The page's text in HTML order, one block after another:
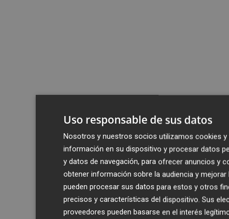
Uso responsable de sus datos
Nosotros y nuestros socios utilizamos cookies
información en su dispositivo y procesar datos
y datos de navegación, para ofrecer anuncios y
obtener información sobre la audiencia y mejorar
pueden procesar sus datos para estos y otros
precisos y características del dispositivo. Sus
proveedores pueden basarse en el interés